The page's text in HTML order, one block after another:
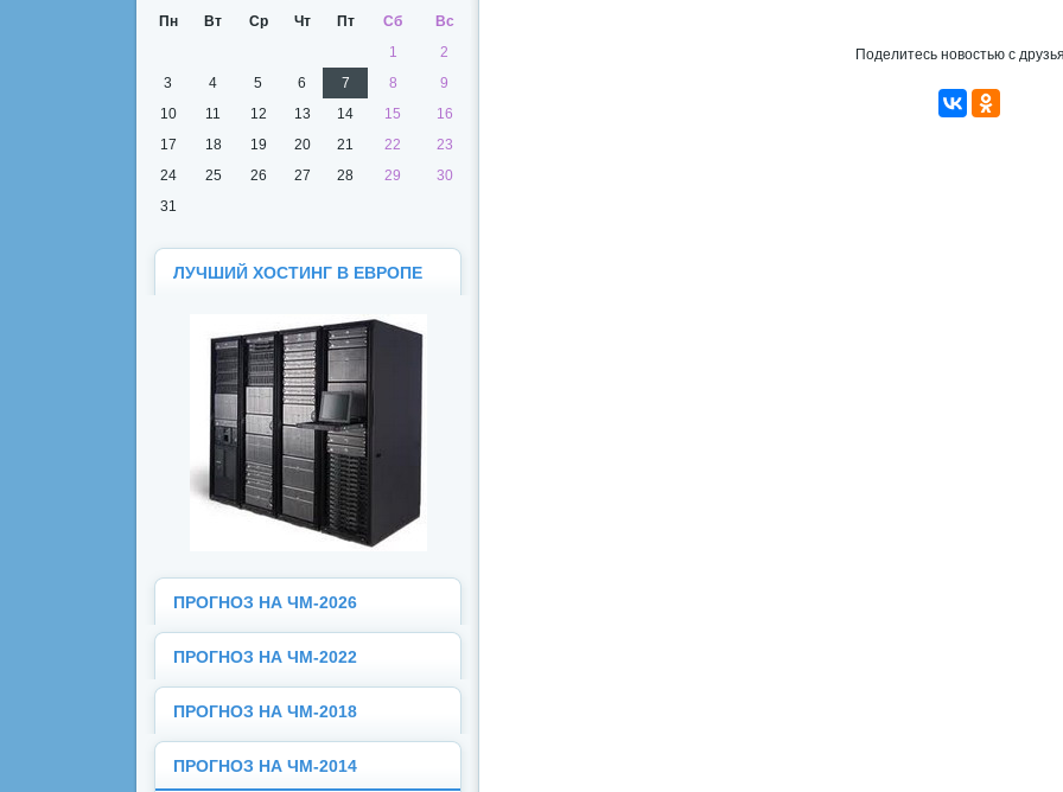
Поделитесь новостью с
Пн Вт Ср Чт Пт Сб
Вс
1
2
3
4 5 6 7 8
9
10
11 12 13 14 15
16
17
18 19 20 21 22
23
24
25 26 27 28 29
30
31
ЛУЧШИЙ ХОСТИНГ В ЕВРОПЕ
ПРОГНОЗ НА ЧМ-2026
ПРОГНОЗ НА ЧМ-2022
ПРОГНОЗ НА ЧМ-2018
ПРОГНОЗ НА ЧМ-2014